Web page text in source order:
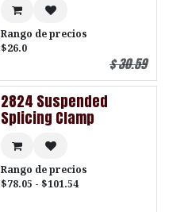
Rango de precios
$26.0
$30.59
2824 Suspended
Splicing Clamp
Rango de precios
$78.05 - $101.54